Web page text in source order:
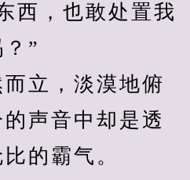
，也敢处置我
”
立，淡漠地俯
声音中却是透
的霸气。